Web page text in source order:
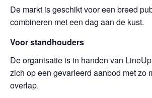
De markt is geschikt voor een breed
combineren met een dag aan de kust.
Voor standhouders
De organisatie is in handen van
zich op een gevarieerd aanbod met zo
overlap.